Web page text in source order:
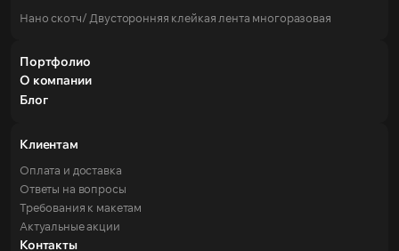
Нано скотч/ Двусторонняя клейкая лента многоразовая
Портфолио
О компании
Блог
Клиентам
Оплата и доставка
Ответы на вопросы
Требования к макетам
Актуальные акции
Контакты